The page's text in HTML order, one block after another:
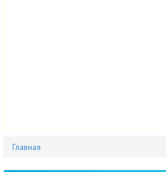
Главная